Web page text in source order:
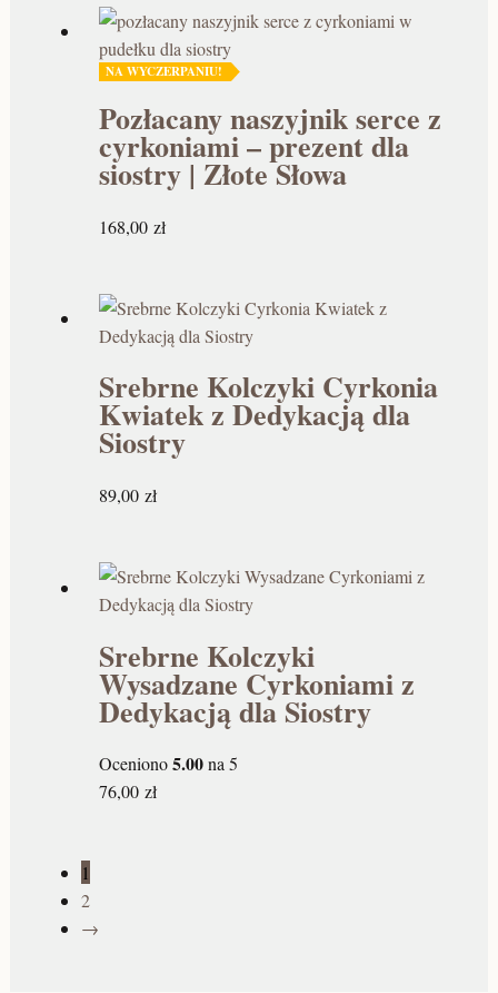
NA WYCZERPANIU!
Pozłacany naszyjnik serce z
cyrkoniami – prezent dla
siostry | Złote Słowa
168,00 zł
Srebrne Kolczyki Cyrkonia
Kwiatek z Dedykacją dla
Siostry
89,00 zł
Srebrne Kolczyki
Wysadzane Cyrkoniami z
Dedykacją dla Siostry
Oceniono5.00na 5
76,00 zł
1
2
→